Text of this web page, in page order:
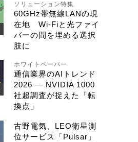
ソリューション特集
60GHz帯無線LANの現
在地 Wi-Fiと光ファイ
バーの間を埋める選択
肢に
ホワイトペーパー
通信業界のAIトレンド
2026 ― NVIDIA 1000
社超調査が捉えた「転
換点」
古野電気、LEO衛星測
位サービス「Pulsar」